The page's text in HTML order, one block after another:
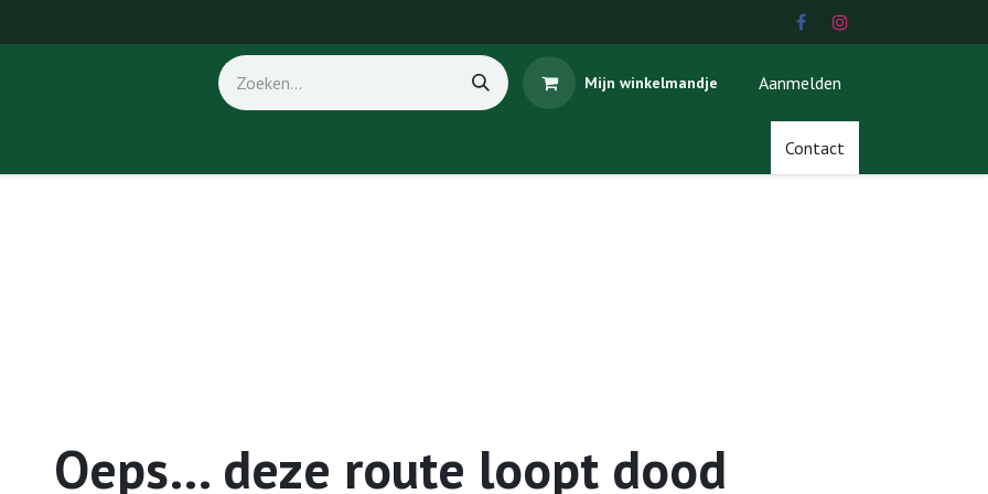
Mijn winkelmandje Aanmelden
Contact
Oeps… deze route loopt dood